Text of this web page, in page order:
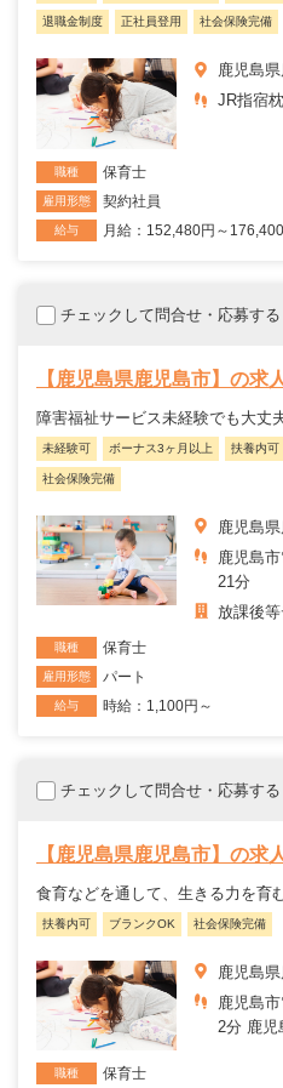
退職金制度 正社員登用 社会保険完備
鹿児島
JR指宿
職種 保育士
雇用形態 契約社員
給与 月給：152,480円～
チェックして問合せ・応募する
【鹿児島県鹿児島市】の求
障害福祉サービス未経験でも大丈
未経験可 ボーナス3ヶ月以上 扶養内可
社会保険完備
鹿児島
鹿児島
21分
放課後
職種 保育士
雇用形態 パート
給与 時給：1,100円～
チェックして問合せ・応募する
【鹿児島県鹿児島市】の求
食育などを通して、生きる力を育
扶養内可 ブランクOK 社会保険完備
鹿児島
鹿児島
2分 鹿児
職種 保育士